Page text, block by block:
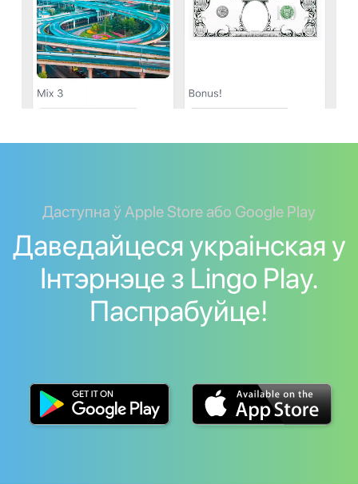
Даступна ў Apple Store або Google Play
Даведайцеся украінская у
Інтэрнэце з Lingo Play.
Паспрабуйце!